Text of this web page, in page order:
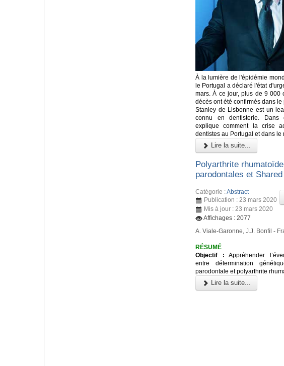
À la lumière de l'épidémie
le Portugal a déclaré l'état
mars. À ce jour, plus de 9 000
décès ont été confirmés dans le
Stanley de Lisbonne est un
connu en dentisterie. Dans
explique comment la crise
dentistes au Portugal et dans le
Lire la suite...
Polyarthrite
parodontales et
Catégorie :Abstract
Publication : 23 mars 2020
Mis à jour : 23 mars 2020
Affichages : 2077
A. Viale-Garonne, J.J. Bonfil -
RÉSUMÉ
Objectif : Appréhender
entre détermination
parodontale et polyarthrite
Lire la suite...